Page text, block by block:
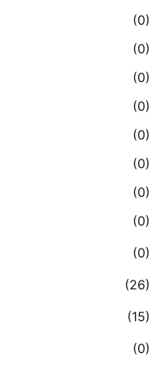
(0)
(0)
(0)
(0)
(0)
(0)
(0)
(0)
(0)
(26)
(15)
(0)